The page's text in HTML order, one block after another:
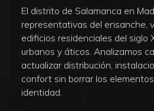
El distrito de Salamanca en
representativas del ensanche,
edificios residenciales del siglo
urbanos y áticos. Analizamos
actualizar distribución,
confort sin borrar los
identidad.